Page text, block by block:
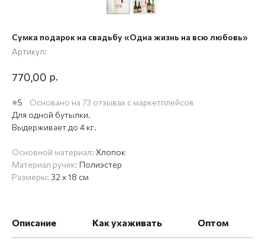
Сумка подарок на свадьбу «Одна жизнь на всю любовь»
Артикул:
770,00 р.
⭐5 Основано на 73 отзывах с маркетплейсов
Для одной бутылки.
Выдерживает до 4 кг.
Основной материал: Хлопок
Материал ручек: Полиэстер
Размеры: 32 x 18 см
Описание Как ухаживать Оптом